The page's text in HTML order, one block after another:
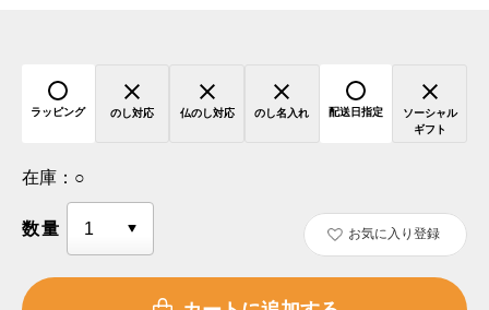
ラッピング のし対応 仏のし対応 のし名入れ 配送日指定
ソーシャル
ギフト
在庫： ○
数量 お気に入り登録